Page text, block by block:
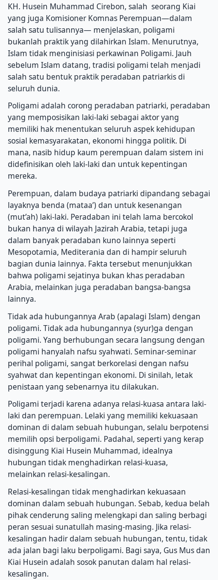
KH. Husein Muhammad Cirebon, salah seorang Kiai
yang juga Komisioner Komnas Perempuan—dalam
salah satu tulisannya— menjelaskan, poligami
bukanlah praktik yang dilahirkan Islam. Menurutnya,
Islam tidak menginisiasi perkawinan Poligami. Jauh
sebelum Islam datang, tradisi poligami telah menjadi
salah satu bentuk praktik peradaban patriarkis di
seluruh dunia.
Poligami adalah corong peradaban patriarki, peradaban
yang memposisikan laki-laki sebagai aktor yang
memiliki hak menentukan seluruh aspek kehidupan
sosial kemasyarakatan, ekonomi hingga politik. Di
mana, nasib hidup kaum perempuan dalam sistem ini
didefinisikan oleh laki-laki dan untuk kepentingan
mereka.
Perempuan, dalam budaya patriarki dipandang sebagai
layaknya benda (mataa’) dan untuk kesenangan
(mut’ah) laki-laki. Peradaban ini telah lama bercokol
bukan hanya di wilayah Jazirah Arabia, tetapi juga
dalam banyak peradaban kuno lainnya seperti
Mesopotamia, Mediterania dan di hampir seluruh
bagian dunia lainnya. Fakta tersebut menunjukkan
bahwa poligami sejatinya bukan khas peradaban
Arabia, melainkan juga peradaban bangsa-bangsa
lainnya.
Tidak ada hubungannya Arab (apalagi Islam) dengan
poligami. Tidak ada hubungannya (syur)ga dengan
poligami. Yang berhubungan secara langsung dengan
poligami hanyalah nafsu syahwati. Seminar-seminar
perihal poligami, sangat berkorelasi dengan nafsu
syahwat dan kepentingan ekonomi. Di sinilah, letak
penistaan yang sebenarnya itu dilakukan.
Poligami terjadi karena adanya relasi-kuasa antara laki-
laki dan perempuan. Lelaki yang memiliki kekuasaan
dominan di dalam sebuah hubungan, selalu berpotensi
memilih opsi berpoligami. Padahal, seperti yang kerap
disinggung Kiai Husein Muhammad, idealnya
hubungan tidak menghadirkan relasi-kuasa,
melainkan relasi-kesalingan.
Relasi-kesalingan tidak menghadirkan kekuasaan
dominan dalam sebuah hubungan. Sebab, kedua belah
pihak cenderung saling melengkapi dan saling berbagi
peran sesuai sunatullah masing-masing. Jika relasi-
kesalingan hadir dalam sebuah hubungan, tentu, tidak
ada jalan bagi laku berpoligami. Bagi saya, Gus Mus dan
Kiai Husein adalah sosok panutan dalam hal relasi-
kesalingan.